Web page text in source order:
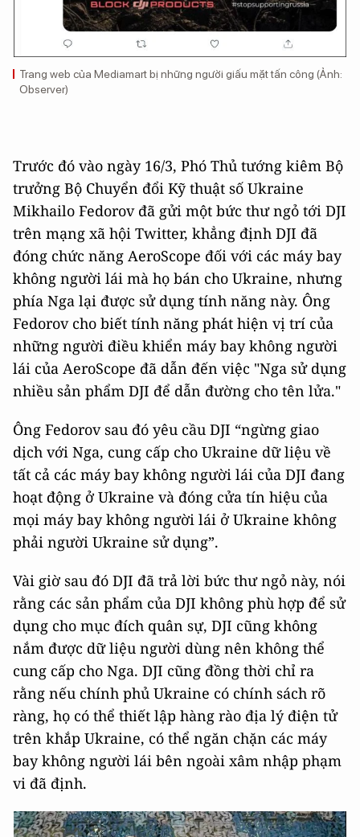
Trang web của Mediamart bị những người giấu mặt tấn công (Ảnh:
Observer)
Trước đó vào ngày 16/3, Phó Thủ tướng kiêm Bộ
trưởng Bộ Chuyển đổi Kỹ thuật số Ukraine
Mikhailo Fedorov đã gửi một bức thư ngỏ tới DJI
trên mạng xã hội Twitter, khẳng định DJI đã
đóng chức năng AeroScope đối với các máy bay
không người lái mà họ bán cho Ukraine, nhưng
phía Nga lại được sử dụng tính năng này. Ông
Fedorov cho biết tính năng phát hiện vị trí của
những người điều khiển máy bay không người
lái của AeroScope đã dẫn đến việc "Nga sử dụng
nhiều sản phẩm DJI để dẫn đường cho tên lửa."
Ông Fedorov sau đó yêu cầu DJI “ngừng giao
dịch với Nga, cung cấp cho Ukraine dữ liệu về
tất cả các máy bay không người lái của DJI đang
hoạt động ở Ukraine và đóng cửa tín hiệu của
mọi máy bay không người lái ở Ukraine không
phải người Ukraine sử dụng”.
Vài giờ sau đó DJI đã trả lời bức thư ngỏ này, nói
rằng các sản phẩm của DJI không phù hợp để sử
dụng cho mục đích quân sự, DJI cũng không
nắm được dữ liệu người dùng nên không thể
cung cấp cho Nga. DJI cũng đồng thời chỉ ra
rằng nếu chính phủ Ukraine có chính sách rõ
ràng, họ có thể thiết lập hàng rào địa lý điện tử
trên khắp Ukraine, có thể ngăn chặn các máy
bay không người lái bên ngoài xâm nhập phạm
vi đã định.